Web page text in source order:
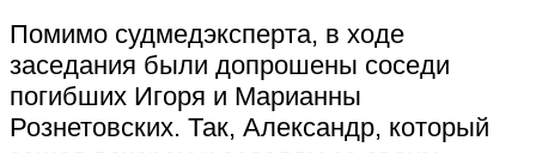
Помимо судмедэксперта, в ходе
заседания были допрошены соседи
погибших Игоря и Марианны
Рознетовских. Так, Александр, который